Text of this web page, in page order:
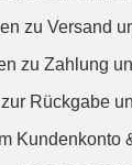
zu Versand
zu Zahlung
Rückgabe
Kundenkonto